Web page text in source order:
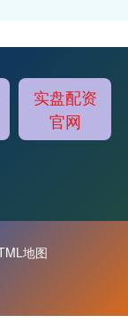
实盘配资
官网
地图